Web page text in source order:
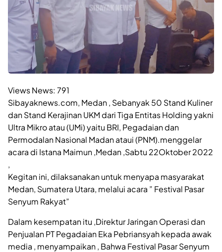
Views News: 791
Sibayaknews.com, Medan , Sebanyak 50 Stand Kuliner
dan Stand Kerajinan UKM dari Tiga Entitas Holding yakni
Ultra Mikro atau (UMi) yaitu BRI, Pegadaian dan
Permodalan Nasional Madan ataui (PNM).menggelar
acara di Istana Maimun ,Medan ,Sabtu 22Oktober 2022
,
Kegitan ini, dilaksanakan untuk menyapa masyarakat
Medan, Sumatera Utara, melalui acara ” Festival Pasar
Senyum Rakyat”
Dalam kesempatan itu ,Direktur Jaringan Operasi dan
Penjualan PT Pegadaian Eka Pebriansyah kepada awak
media , menyampaikan , Bahwa Festival Pasar Senyum